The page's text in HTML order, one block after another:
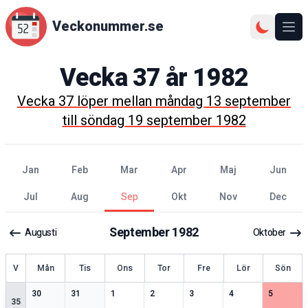
Veckonummer.se
Vecka37år 1982
Vecka37löper mellanmåndag 13 september
tillsöndag 19 september 1982
jan feb mar apr maj
jun
jul
aug sep okt nov dec
Augusti September1982 Oktober
Vecka Mån Tis Ons Tor Fre Lör Sön
35
30
2speciella datum
31
2speciella datum
12 speciella datum
2
2speciella datum
3
2speciella datum
4
1speciella datum
5
2